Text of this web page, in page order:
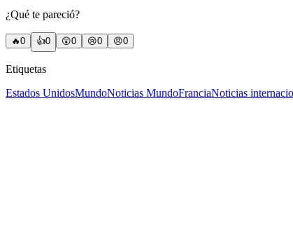
¿Qué te pareció?
🔥0 👍0 😲0 😢0 😠0
Etiquetas
Estados UnidosMundoNoticias MundoFranciaNoticias